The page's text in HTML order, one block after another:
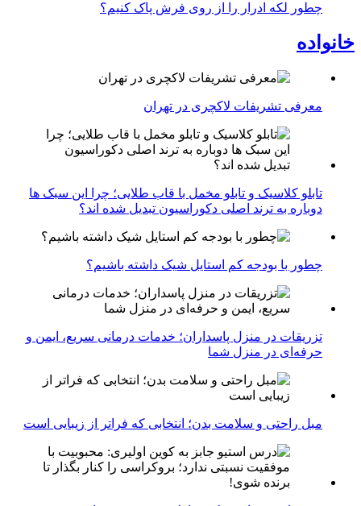
چطور لکه ادرار را از روی فرش پاک کنیم؟
خانواده
معرفی تشریفات لاکچری در تهران
تابلو کلاسیک و تابلو مخمل با قاب طلایی؛ چرا این سبک ها
دوباره به ترند اصلی دکوراسیون تبدیل شده اند؟
چطور با بودجه کم استایل شیک داشته باشیم؟
تزریقات در منزل پاسداران؛ خدمات درمانی سریع، ایمن و
حرفه‌ای در منزل شما
مبل راحتی و سلامت بدن؛ انتخابی که فراتر از زیبایی است